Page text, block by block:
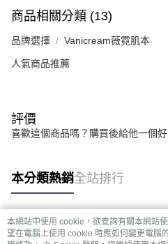
商品相關分類 (13)
品牌選擇 Vanicream薇霓肌本
人氣商品推薦
評價
喜歡這個商品嗎？購買後給他一個
本分類熱銷全站排行
熱門標籤
本網站中使用 cookie，欲查詢有關本網站
望在電腦上使用 cookie 時應如何變更電腦